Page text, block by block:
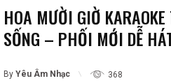
HOA MƯỜI GIỜ
SỐNG – PHỐI MỚI DỄ
By Yêu Âm Nhạc 368